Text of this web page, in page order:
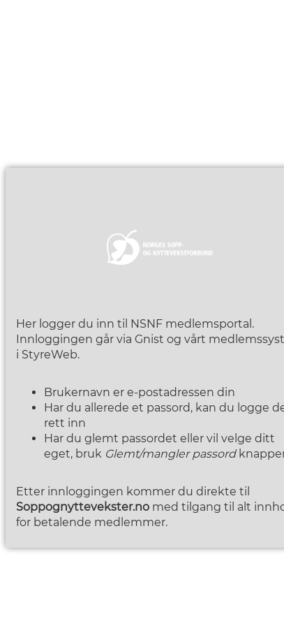
Her logger du inn til NSNF medlemsportal.
Innloggingen går via Gnist og vårt
i StyreWeb.
Brukernavn er e-postadressen din
Har du allerede et passord, kan du logge
rett inn
Har du glemt passordet eller vil velge ditt
eget, bruk Glemt/mangler passord
Etter innloggingen kommer du direkte til
Soppognyttevekster.no med tilgang til alt
for betalende medlemmer.